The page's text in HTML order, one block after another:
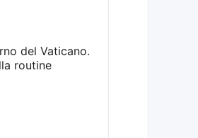
del Vaticano.
routine